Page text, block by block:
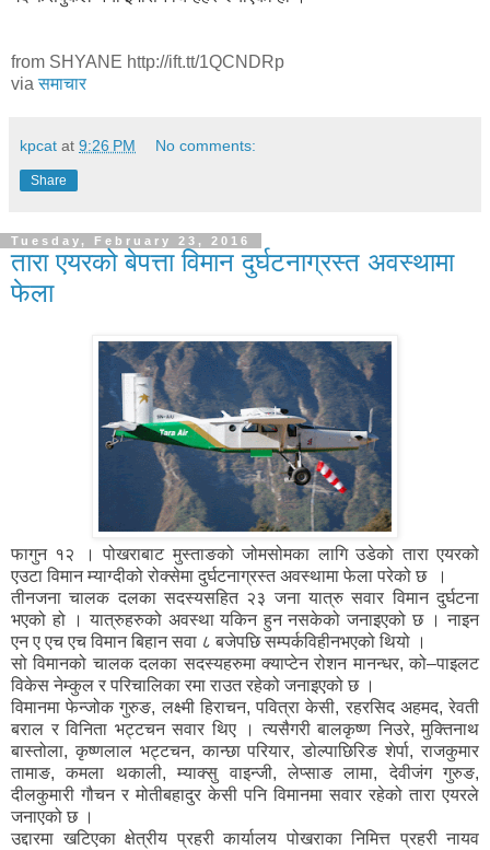
from SHYANE http://ift.tt/1QCNDRp
viaसमाचार
kpcat at 9:26 PM No comments:
Share
Tuesday, February 23, 2016
तारा एयरको बेपत्ता विमान दुर्घटनाग्रस्त अवस्थामा
फेला
फागुन १२ । पोखराबाट मुस्ताङको जोमसोमका लागि उडेको तारा एयरको
एउटा विमान म्याग्दीको रोक्सेमा दुर्घटनाग्रस्त अवस्थामा फेला परेको छ ।
तीनजना चालक दलका सदस्यसहित २३ जना यात्रु सवार विमान दुर्घटना
भएको हो । यात्रुहरुको अवस्था यकिन हुन नसकेको जनाइएको छ । नाइन
एन ए एच एच विमान बिहान सवा ८ बजेपछि सम्पर्कविहीनभएको थियो ।
सो विमानको चालक दलका सदस्यहरुमा क्याप्टेन रोशन मानन्धर, को–पाइलट
विकेस नेम्कुल र परिचालिका रमा राउत रहेको जनाइएको छ ।
विमानमा फेन्जोक गुरुङ, लक्ष्मी हिराचन, पवित्रा केसी, रहरसिद अहमद, रेवती
बराल र विनिता भट्टचन सवार थिए । त्यसैगरी बालकृष्ण निउरे, मुक्तिनाथ
बास्तोला, कृष्णलाल भट्टचन, कान्छा परियार, डोल्पाछिरिङ शेर्पा, राजकुमार
तामाङ, कमला थकाली, म्याक्सु वाइन्जी, लेप्साङ लामा, देवीजंग गुरुङ,
दीलकुमारी गौचन र मोतीबहादुर केसी पनि विमानमा सवार रहेको तारा एयरले
जनाएको छ ।
उद्दारमा खटिएका क्षेत्रीय प्रहरी कार्यालय पोखराका निमित्त प्रहरी नायव